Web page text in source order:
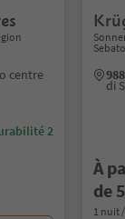
centre
2
di
À
de
1 nuit